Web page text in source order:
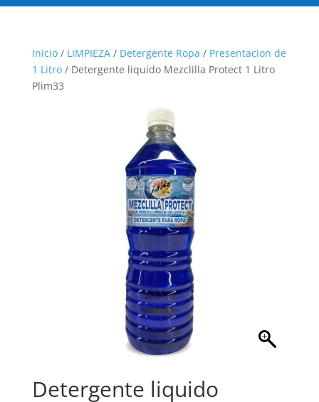
Inicio/ LIMPIEZA/ Detergente Ropa / Presentacion de
1 Litro/ Detergente liquido Mezclilla Protect 1 Litro
Plim33
Detergente liquido